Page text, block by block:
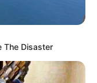
The Disaster